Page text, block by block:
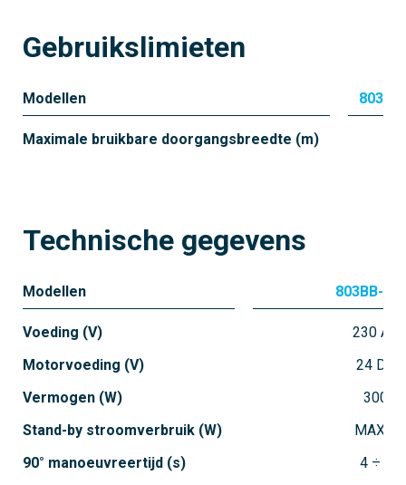
Gebruikslimieten
Modellen
Maximale bruikbare doorgangsbreedte (m)
Technische gegevens
Modellen
Voeding (V)
Motorvoeding (V)
Vermogen (W)
Stand-by stroomverbruik (W)
90° manoeuvreertijd (s)
803BB-
230 AC
24 DC
300
MAX 7
4 ÷ 8